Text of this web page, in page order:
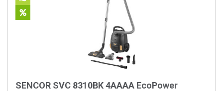
SENCOR SVC 8310BK 4AAAA EcoPower